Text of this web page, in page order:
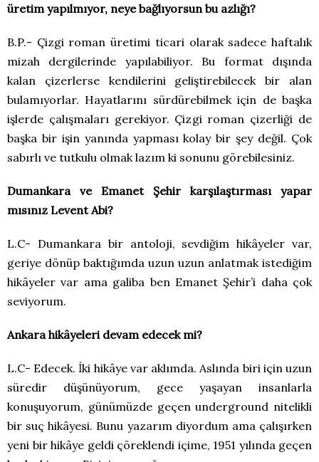
üretim yapılmıyor, neye bağlıyorsun bu azlığı?
B.P.- Çizgi roman üretimi ticari olarak sadece haftalık
mizah dergilerinde yapılabiliyor. Bu format dışında
kalan çizerlerse kendilerini geliştirebilecek bir alan
bulamıyorlar. Hayatlarını sürdürebilmek için de başka
işlerde çalışmaları gerekiyor. Çizgi roman çizerliği de
başka bir işin yanında yapması kolay bir şey değil. Çok
sabırlı ve tutkulu olmak lazım ki sonunu görebilesiniz.
Dumankara ve Emanet Şehir karşılaştırması yapar
mısınız Levent Abi?
L.C- Dumankara bir antoloji, sevdiğim hikâyeler var,
geriye dönüp baktığımda uzun uzun anlatmak istediğim
hikâyeler var ama galiba ben Emanet Şehir’i daha çok
seviyorum.
Ankara hikâyeleri devam edecek mi?
L.C- Edecek. İki hikâye var aklımda. Aslında biri için uzun
süredir düşünüyorum, gece yaşayan insanlarla
konuşuyorum, günümüzde geçen underground nitelikli
bir suç hikâyesi. Bunu yazarım diyordum ama çalışırken
yeni bir hikâye geldi çöreklendi içime, 1951 yılında geçen